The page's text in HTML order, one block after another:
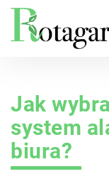
Jak
system
biura?